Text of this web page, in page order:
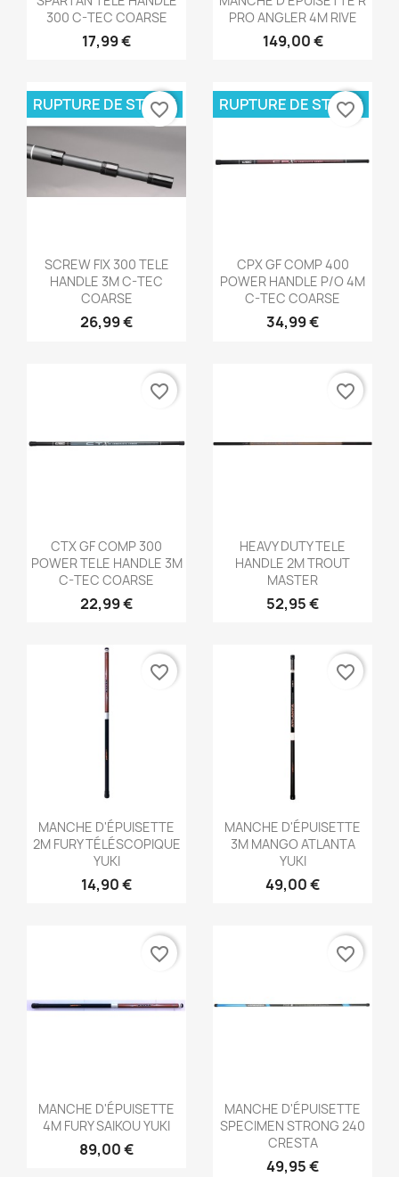
300 C-TEC COARSE
17,99 €
PRO ANGLER 4M RIVE
149,00 €
Aperçu rapide
SCREW FIX 300 TELE
HANDLE 3M C-TEC
COARSE
26,99 €
RUPTURE DE STOCK
favorite_border
Aperçu rapide
CPX GF COMP 400
POWER HANDLE P/O 4M
C-TEC COARSE
34,99 €
RUPTURE DE STOCK
favorite_border
Aperçu rapide
CTX GF COMP 300
POWER TELE HANDLE 3M
C-TEC COARSE
22,99 €
favorite_border
Aperçu rapide
HEAVY DUTY TELE
HANDLE 2M TROUT
MASTER
52,95 €
favorite_border
Aperçu rapide
MANCHE D'ÉPUISETTE
2M FURY TÉLÉSCOPIQUE
YUKI
14,90 €
favorite_border
Aperçu rapide
MANCHE D'ÉPUISETTE
3M MANGO ATLANTA
YUKI
49,00 €
favorite_border
Aperçu rapide
MANCHE D'ÉPUISETTE
4M FURY SAIKOU YUKI
89,00 €
favorite_border
Aperçu rapide
MANCHE D'ÉPUISETTE
SPECIMEN STRONG 240
CRESTA
49,95 €
favorite_border